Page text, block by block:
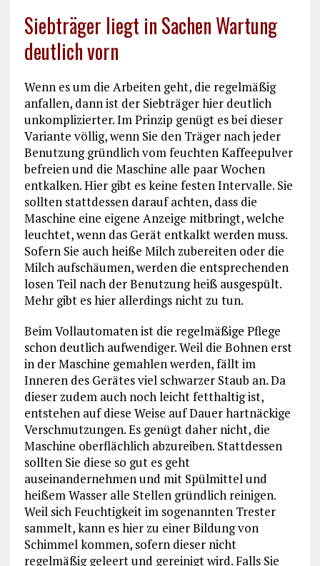
Siebträger liegt in Sachen Wartung
deutlich vorn
Wenn es um die Arbeiten geht, die regelmäßig
anfallen, dann ist der Siebträger hier deutlich
unkomplizierter. Im Prinzip genügt es bei dieser
Variante völlig, wenn Sie den Träger nach jeder
Benutzung gründlich vom feuchten Kaffeepulver
befreien und die Maschine alle paar Wochen
entkalken. Hier gibt es keine festen Intervalle. Sie
sollten stattdessen darauf achten, dass die
Maschine eine eigene Anzeige mitbringt, welche
leuchtet, wenn das Gerät entkalkt werden muss.
Sofern Sie auch heiße Milch zubereiten oder die
Milch aufschäumen, werden die entsprechenden
losen Teil nach der Benutzung heiß ausgespült.
Mehr gibt es hier allerdings nicht zu tun.
Beim Vollautomaten ist die regelmäßige Pflege
schon deutlich aufwendiger. Weil die Bohnen erst
in der Maschine gemahlen werden, fällt im
Inneren des Gerätes viel schwarzer Staub an. Da
dieser zudem auch noch leicht fetthaltig ist,
entstehen auf diese Weise auf Dauer hartnäckige
Verschmutzungen. Es genügt daher nicht, die
Maschine oberflächlich abzureiben. Stattdessen
sollten Sie diese so gut es geht
auseinandernehmen und mit Spülmittel und
heißem Wasser alle Stellen gründlich reinigen.
Weil sich Feuchtigkeit im sogenannten Trester
sammelt, kann es hier zu einer Bildung von
Schimmel kommen, sofern dieser nicht
regelmäßig geleert und gereinigt wird. Falls Sie